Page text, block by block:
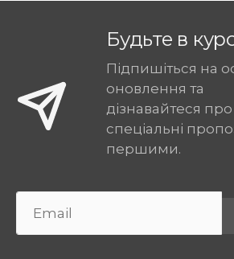
Будьте в
Підпишіться на
оновлення та
дізнавайтеся
спеціальні
першими.